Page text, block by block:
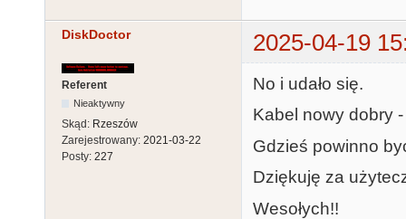
DiskDoctor 2025-04-19
Referent
Nieaktywny
Skąd: Rzeszów
Zarejestrowany: 2021-03-22
Posty: 227
No i udało się.
Kabel nowy dobry
Gdzieś powinno
Dziękuję za
Wesołych!!